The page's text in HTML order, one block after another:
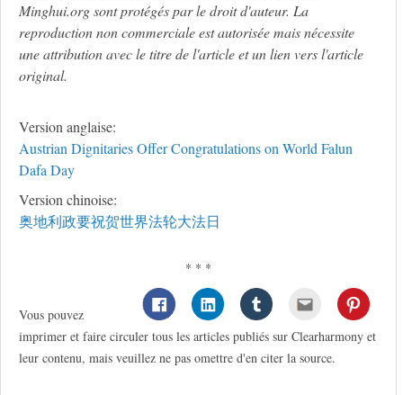
Minghui.org sont protégés par le droit d'auteur. La
reproduction non commerciale est autorisée mais nécessite
une attribution avec le titre de l'article et un lien vers l'article
original.
Version anglaise:
Austrian Dignitaries Offer Congratulations on World Falun
Dafa Day
Version chinoise:
奥地利政要祝贺世界法轮大法日
* * *
Vous pouvez
imprimer et faire circuler tous les articles publiés sur Clearharmony et
leur contenu, mais veuillez ne pas omettre d'en citer la source.